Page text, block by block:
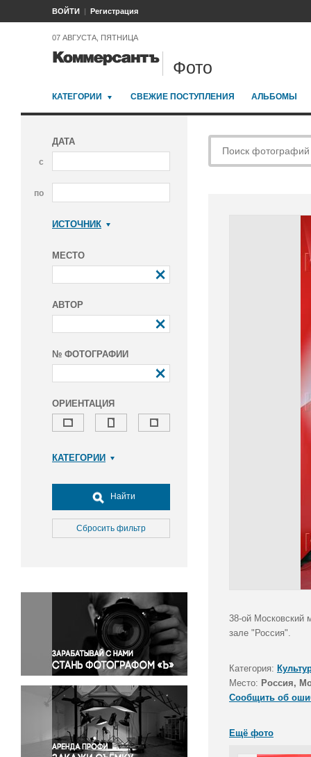
ВОЙТИ Регистрация
07 АВГУСТА, ПЯТНИЦА
Фото
КАТЕГОРИИ СВЕЖИЕ ПОСТУПЛЕНИЯ АЛЬБОМЫ
ДАТА
с
по
ИСТОЧНИК
МЕСТО
АВТОР
№ ФОТОГРАФИИ
ОРИЕНТАЦИЯ
КАТЕГОРИИ
Досуг, туризм и отдых
Культура
Медицина
Окружающая среда
Политика
Правосудие
Происшествия и конфликты
Религия
Светская жизнь
Спорт
Экология
Экономика и бизнес
Найти
Сбросить фильтр
38-ой Московский
зале "Россия".
Категория:
Место: Россия,
Сообщить об
Ещё фото